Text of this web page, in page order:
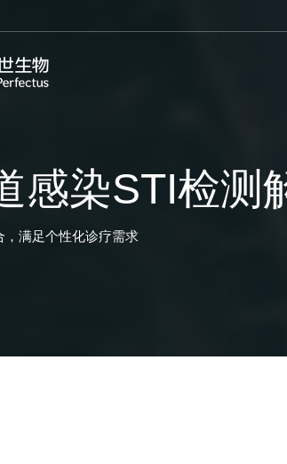
感染STI检测
，满足个性化诊疗需求